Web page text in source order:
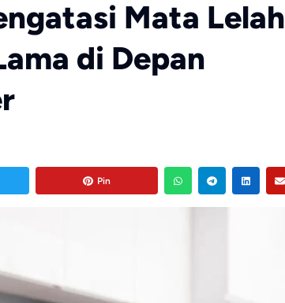
Mata Lelah
di Depan
Pin